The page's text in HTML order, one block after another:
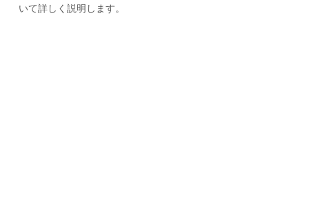
いて詳しく説明します。